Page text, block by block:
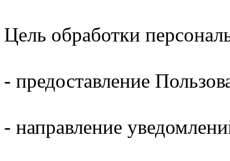
Цель обработки
- предоставление
- направление